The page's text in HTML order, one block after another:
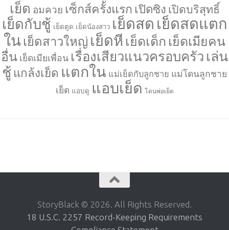
เย็ด อมควย เซ็กส์ครั้งแรก เปิดซิง เปิดบริสุทธิ์
เย็ดกับชู้ เย็ดตูด เย็ดน้องสาว เย็ดสด เย็ดสดแตก
ใน เย็ดสาวใหญ่ เย็ดหี เย็ดเด็ก เย็ดเมียคน
อื่น เย็ดเมียเพื่อน เรื่องเสียวแนวครอบครัว เล่น
ชู้ แกล้งเย็ด แตกใน แม่เย็ดกับลูกชาย แม่โดนลูกชาย
เย็ด แอบดู แอบเย็ด โดนพ่อเย็ด
StoryBlack © 2026. All Rights Reserved.
18 U.S.C. 2257 Record-Keeping Requirements